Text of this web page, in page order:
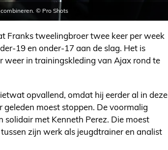
© Pro Shots
Franks tweelingbroer twee keer per week
19 en onder-17 aan de slag. Het is
weer in trainingskleding van Ajax rond te
opvallend, omdat hij eerder al in deze
moest stoppen. De voormalig
solidair met Kenneth Perez. Die moest
zijn werk als jeugdtrainer en analist